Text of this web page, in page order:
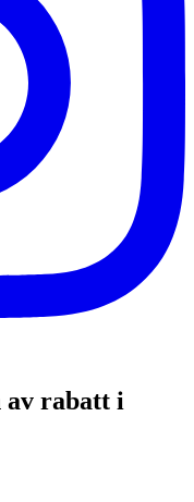
av rabatt i